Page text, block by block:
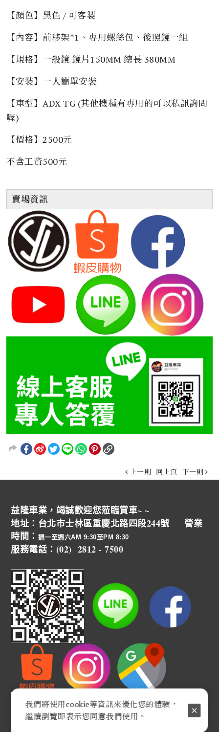
【顏色】黑色 / 可客製
【內容】前移架*1、專用螺絲包、後照鏡一組
【規格】一般鏡 鏡片150MM 總長 380MM
【安裝】一人簡單安裝
【車型】ADX TG (其他機種有專用的可以私訊詢問
喔)
【價格】2500元
不含工資500元
賣場資訊
上一則 回上頁 下一則
益隆車業，竭誠歡迎您蒞臨賞車~ ~
地址：台北市士林區重慶北路四段244號 營業
時間： 週一至週六AM 9:30至PM 8:30
服務電話：(02) 2812 - 7500
我們將使用cookie等資訊來優化您的體驗，
繼續瀏覽即表示您同意我們使用。